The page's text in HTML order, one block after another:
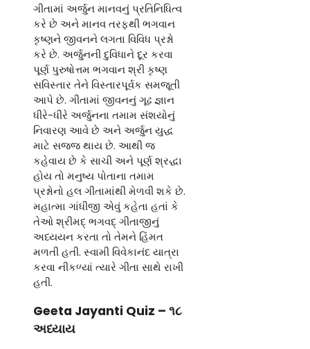
ગીતામાં અર્જુન માનવનું પ્રતિનિધિત્વ
કરે છે અને માનવ તરફથી ભગવાન
કૃષ્ણને જીવનને લગતા વિવિધ પ્રશ્નો
કરે છે. અર્જુનની દુવિધાને દૂર કરવા
પૂર્ણ પુરુષોત્તમ ભગવાન શ્રી કૃષ્ણ
સવિસ્તાર તેને વિસ્તારપૂર્વક સમજૂતી
આપે છે. ગીતામાં જીવનનું ગૂઢ જ્ઞાન
ધીરે-ધીરે અર્જુનના તમામ સંશયોનું
નિવારણ આવે છે અને અર્જુન યુદ્ધ
માટે સજ્જ થાય છે. આથી જ
કહેવાય છે કે સાચી અને પૂર્ણ શ્રદ્ધા
હોય તો મનુષ્ય પોતાના તમામ
પ્રશ્નોનો હલ ગીતામાંથી મેળવી શકે છે.
મહાત્મા ગાંધીજી એવું કહેતા હતાં કે
તેઓ શ્રીમદ્ ભગવદ્ ગીતાજીનું
અધ્યયન કરતા તો તેમને હિંમત
મળતી હતી. સ્વામી વિવેકાનંદ યાત્રા
કરવા નીકળ્યાં ત્યારે ગીતા સાથે રાખી
હતી.
Geeta Jayanti Quiz – ૧૮
અધ્યાય